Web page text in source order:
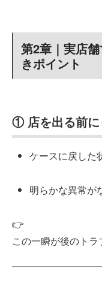
第2章｜実店
きポイント
① 店を出る前に
ケースに戻した
明らかな異常が
👉
この一瞬が後のトラ